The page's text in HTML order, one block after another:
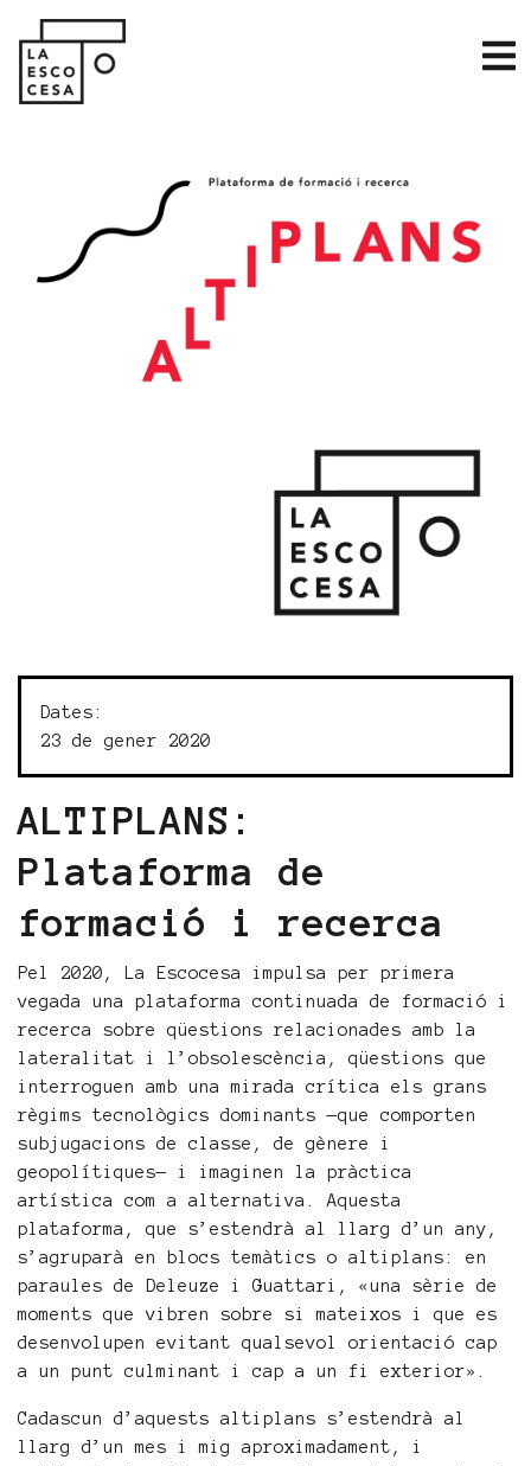
Dates:
23 de gener 2020
ALTIPLANS:
Plataforma de
formació i recerca
Pel 2020, La Escocesa impulsa per primera
vegada una plataforma continuada de formació i
recerca sobre qüestions relacionades amb la
lateralitat i l’obsolescència, qüestions que
interroguen amb una mirada crítica els grans
règims tecnològics dominants —que comporten
subjugacions de classe, de gènere i
geopolítiques— i imaginen la pràctica
artística com a alternativa. Aquesta
plataforma, que s’estendrà al llarg d’un any,
s’agruparà en blocs temàtics o altiplans: en
paraules de Deleuze i Guattari, «una sèrie de
moments que vibren sobre si mateixos i que es
desenvolupen evitant qualsevol orientació cap
a un punt culminant i cap a un fi exterior».
Cadascun d’aquests altiplans s’estendrà al
llarg d’un mes i mig aproximadament, i